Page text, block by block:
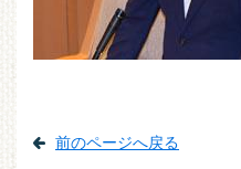
前のページへ戻る